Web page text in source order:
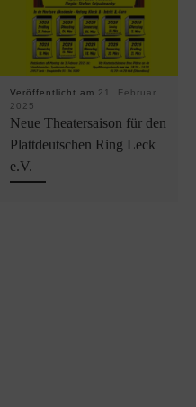
Veröffentlicht am 21. Februar
2025
Neue Theatersaison für den
Plattdeutschen Ring Leck
e.V.